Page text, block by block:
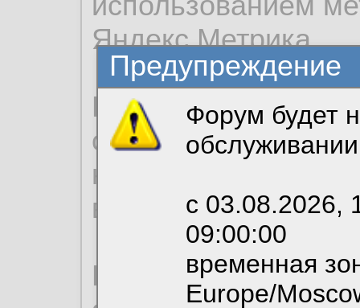
Предупреждение
Форум будет
с 03.08.2026,
09:00:00
временная
Europe/
Яндекс.Метрика.
Продолжая
согласие на
необходимых для
вы можете
По